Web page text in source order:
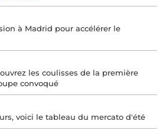
à Madrid pour accélérer le
les coulisses de la première
convoqué
voici le tableau du mercato d'été